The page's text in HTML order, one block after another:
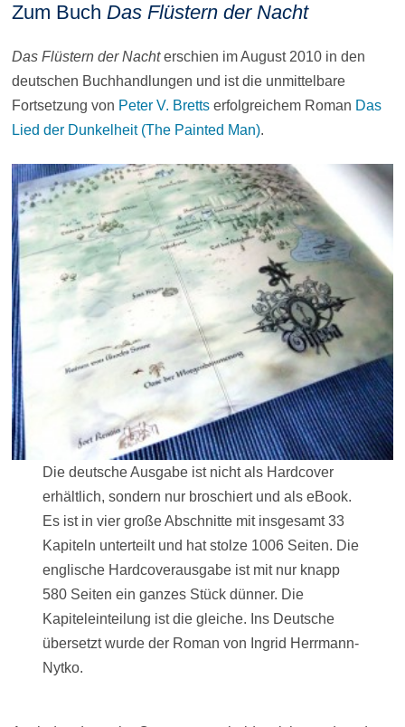
Zum Buch Das Flüstern der Nacht
Das Flüstern der Nachterschien im August 2010 in den
deutschen Buchhandlungen und ist die unmittelbare
Fortsetzung von Peter V. Brettserfolgreichem Roman Das
Lied der Dunkelheit (The Painted Man).
Die deutsche Ausgabe ist nicht als Hardcover
erhältlich, sondern nur broschiert und als eBook.
Es ist in vier große Abschnitte mit insgesamt 33
Kapiteln unterteilt und hat stolze 1006 Seiten. Die
englische Hardcoverausgabe ist mit nur knapp
580 Seiten ein ganzes Stück dünner. Die
Kapiteleinteilung ist die gleiche. Ins Deutsche
übersetzt wurde der Roman von Ingrid Herrmann-
Nytko.